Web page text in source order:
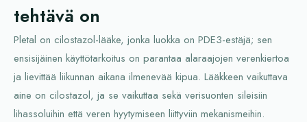
tehtävä on
Pletal on cilostazol-lääke, jonka luokka on PDE3-estäjä; sen
ensisijäinen käyttötarkoitus on parantaa alaraajojen verenkiertoa
ja lievittää liikunnan aikana ilmenevää kipua. Lääkkeen vaikuttava
aine on cilostazol, ja se vaikuttaa sekä verisuonten sileisiin
lihassoluihin että veren hyytymiseen liittyviin mekanismeihin.